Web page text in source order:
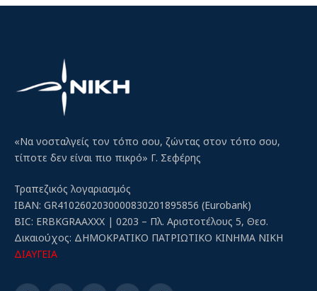
«Να νοσταλγείς τον τόπο σου, ζώντας στον τόπο σου,
τίποτε δεν είναι πιο πικρό» Γ. Σεφέρης
Τραπεζικός λογαριασμός
IBAN: GR4102602030000830201895856 (Eurobank)
BIC: ERBKGRAAXXX | 0203 – Πλ. Αριστοτέλους 5, Θεσ.
Δικαιούχος: ΔΗΜΟΚΡΑΤΙΚΟ ΠΑΤΡΙΩΤΙΚΟ ΚΙΝΗΜΑ ΝΙΚΗ
ΔΙΑΥΓΕΙΑ